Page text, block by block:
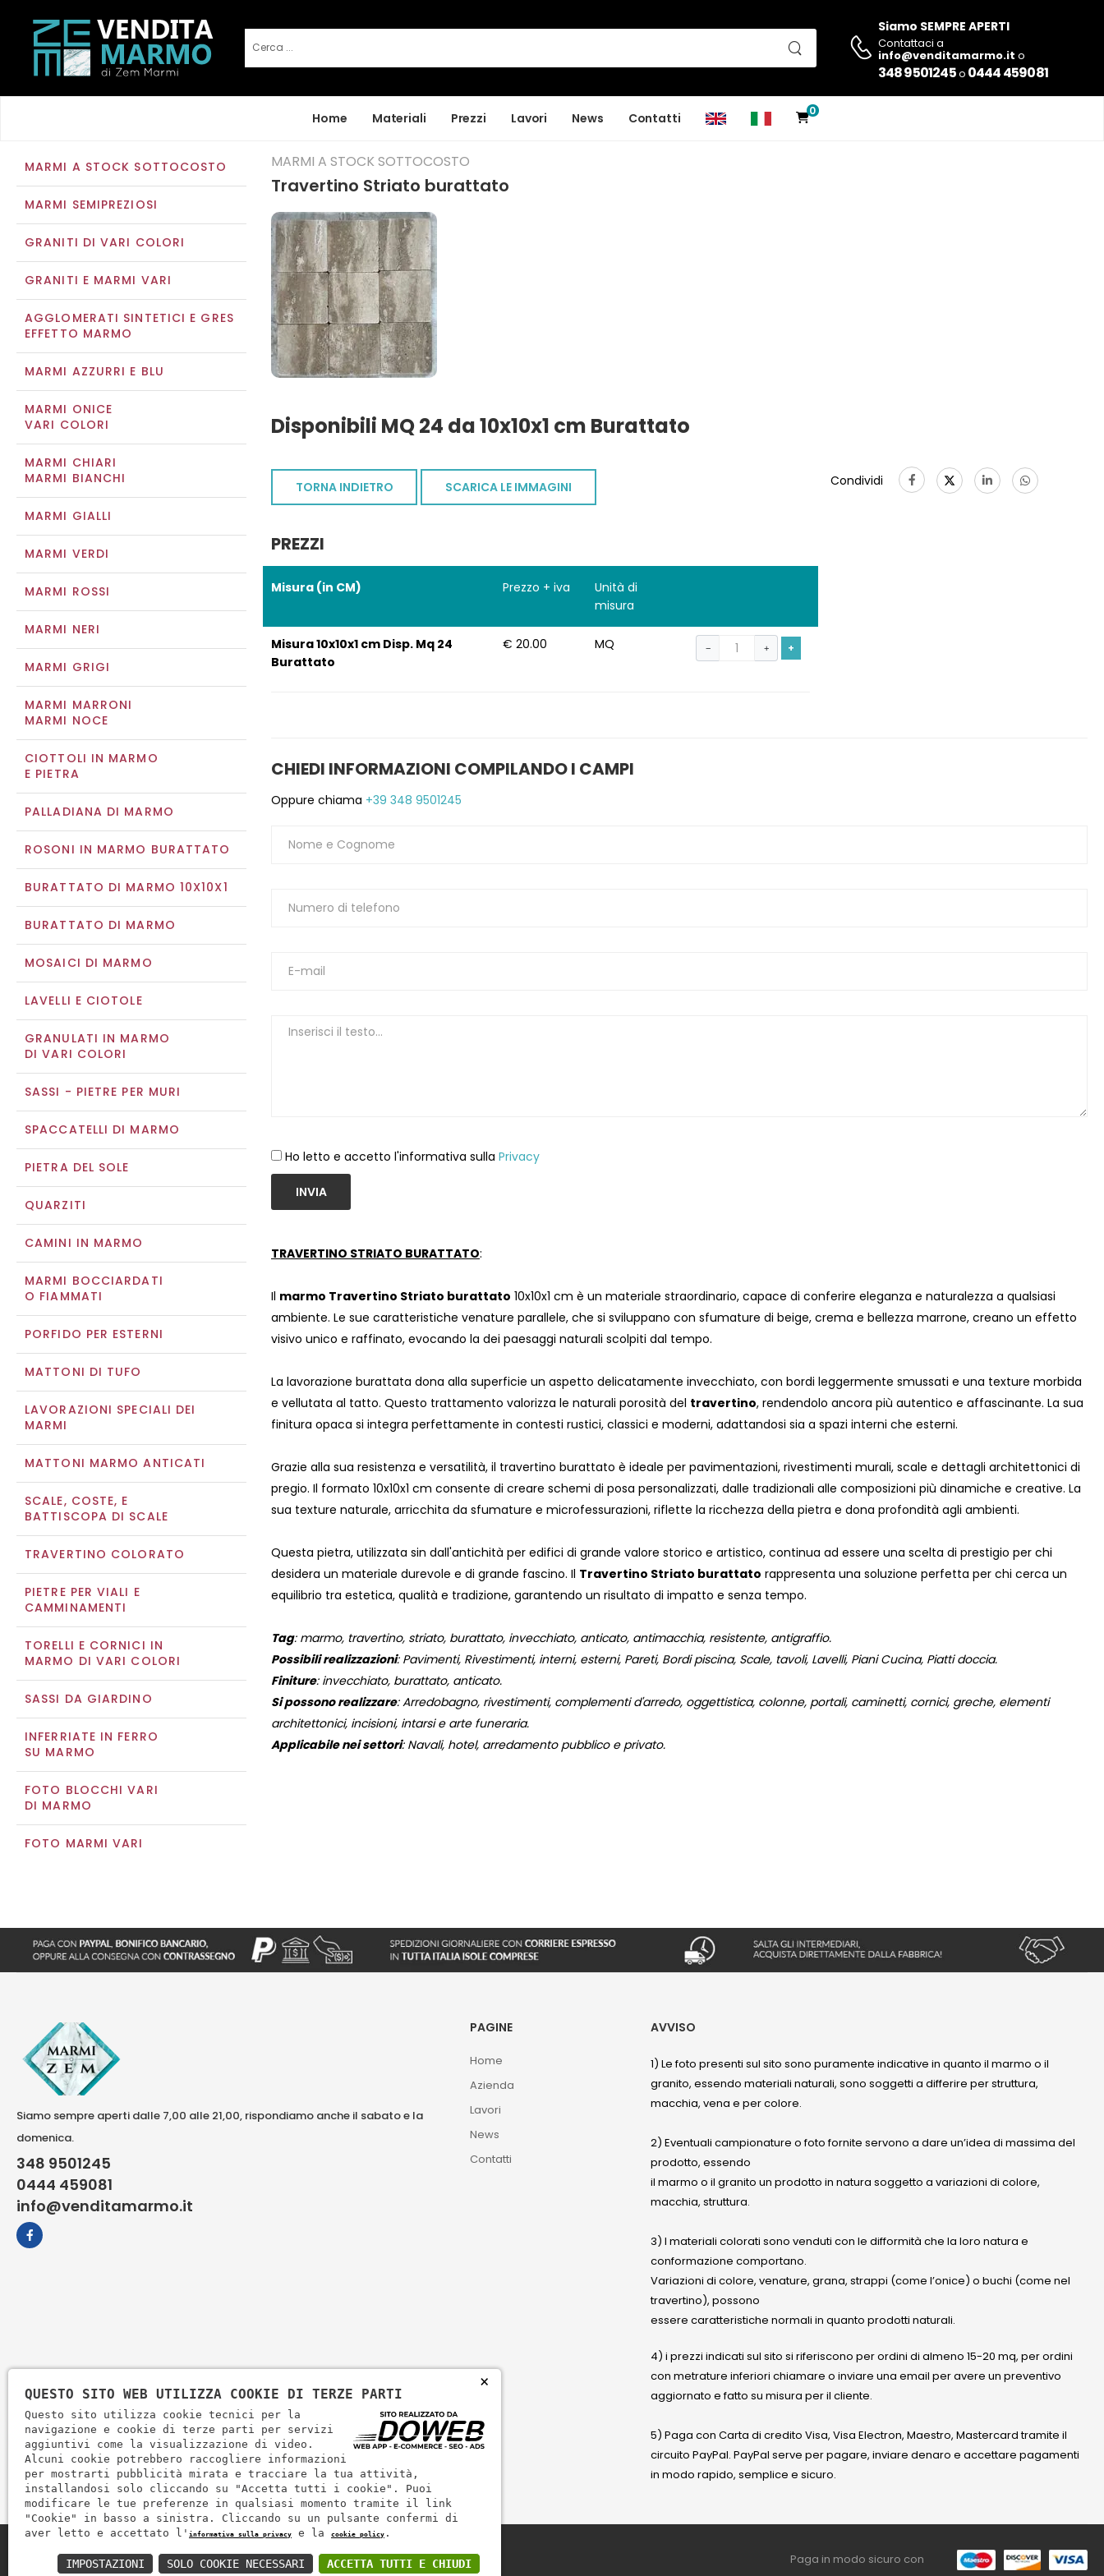
Siamo SEMPRE APERTI
Contattaci a
info@venditamarmo.it o
348 9501245o 0444 459081
Home Materiali Prezzi Lavori News Contatti 0
MARMI A STOCK SOTTOCOSTO
MARMI SEMIPREZIOSI
GRANITI DI VARI COLORI
GRANITI E MARMI VARI
AGGLOMERATI SINTETICI E GRES
EFFETTO MARMO
MARMI AZZURRI E BLU
MARMI ONICE
VARI COLORI
MARMI CHIARI
MARMI BIANCHI
MARMI GIALLI
MARMI VERDI
MARMI ROSSI
MARMI NERI
MARMI GRIGI
MARMI MARRONI
MARMI NOCE
CIOTTOLI IN MARMO
E PIETRA
PALLADIANA DI MARMO
ROSONI IN MARMO BURATTATO
BURATTATO DI MARMO 10X10X1
BURATTATO DI MARMO
MOSAICI DI MARMO
LAVELLI E CIOTOLE
GRANULATI IN MARMO
DI VARI COLORI
SASSI - PIETRE PER MURI
SPACCATELLI DI MARMO
PIETRA DEL SOLE
QUARZITI
CAMINI IN MARMO
MARMI BOCCIARDATI
O FIAMMATI
PORFIDO PER ESTERNI
MATTONI DI TUFO
LAVORAZIONI SPECIALI DEI
MARMI
MATTONI MARMO ANTICATI
SCALE, COSTE, E
BATTISCOPA DI SCALE
TRAVERTINO COLORATO
PIETRE PER VIALI E
CAMMINAMENTI
TORELLI E CORNICI IN
MARMO DI VARI COLORI
SASSI DA GIARDINO
INFERRIATE IN FERRO
SU MARMO
FOTO BLOCCHI VARI
DI MARMO
FOTO MARMI VARI
MARMI A STOCK SOTTOCOSTO
Travertino Striato burattato
Disponibili MQ 24 da 10x10x1 cm Burattato
TORNA INDIETRO SCARICA LE IMMAGINI Condividi
PREZZI
Misura (in CM) Prezzo + iva
Unità di
misura
Misura 10x10x1 cm Disp. Mq 24
Burattato
€ 20.00 MQ − + +
CHIEDI INFORMAZIONI COMPILANDO I CAMPI
Oppure chiama +39 348 9501245
Ho letto e accetto l'informativa sulla Privacy
INVIA
TRAVERTINO STRIATO BURATTATO:
Il marmo Travertino Striato burattato 10x10x1 cm è un materiale straordinario, capace di conferire eleganza e naturalezza a qualsiasi
ambiente. Le sue caratteristiche venature parallele, che si sviluppano con sfumature di beige, crema e bellezza marrone, creano un effetto
visivo unico e raffinato, evocando la dei paesaggi naturali scolpiti dal tempo.
La lavorazione burattata dona alla superficie un aspetto delicatamente invecchiato, con bordi leggermente smussati e una texture morbida
e vellutata al tatto. Questo trattamento valorizza le naturali porosità del travertino, rendendolo ancora più autentico e affascinante. La sua
finitura opaca si integra perfettamente in contesti rustici, classici e moderni, adattandosi sia a spazi interni che esterni.
Grazie alla sua resistenza e versatilità, il travertino burattato è ideale per pavimentazioni, rivestimenti murali, scale e dettagli architettonici di
pregio. Il formato 10x10x1 cm consente di creare schemi di posa personalizzati, dalle tradizionali alle composizioni più dinamiche e creative. La
sua texture naturale, arricchita da sfumature e microfessurazioni, riflette la ricchezza della pietra e dona profondità agli ambienti.
Questa pietra, utilizzata sin dall'antichità per edifici di grande valore storico e artistico, continua ad essere una scelta di prestigio per chi
desidera un materiale durevole e di grande fascino. Il Travertino Striato burattato rappresenta una soluzione perfetta per chi cerca un
equilibrio tra estetica, qualità e tradizione, garantendo un risultato di impatto e senza tempo.
Tag: marmo, travertino, striato, burattato, invecchiato, anticato, antimacchia, resistente, antigraffio.
Possibili realizzazioni: Pavimenti, Rivestimenti, interni, esterni, Pareti, Bordi piscina, Scale, tavoli, Lavelli, Piani Cucina, Piatti doccia.
Finiture: invecchiato, burattato, anticato.
Si possono realizzare: Arredobagno, rivestimenti, complementi d'arredo, oggettistica, colonne, portali, caminetti, cornici, greche, elementi
architettonici, incisioni, intarsi e arte funeraria.
Applicabile nei settori: Navali, hotel, arredamento pubblico e privato.
Siamo sempre aperti dalle 7,00 alle 21,00, rispondiamo anche il sabato e la
domenica.
348 9501245
0444 459081
info@venditamarmo.it
PAGINE
Home
Azienda
Lavori
News
Contatti
AVVISO
1) Le foto presenti sul sito sono puramente indicative in quanto il marmo o il
granito, essendo materiali naturali, sono soggetti a differire per struttura,
macchia, vena e per colore.
2) Eventuali campionature o foto fornite servono a dare un’idea di massima del
prodotto, essendo
il marmo o il granito un prodotto in natura soggetto a variazioni di colore,
macchia, struttura.
3) I materiali colorati sono venduti con le difformità che la loro natura e
conformazione comportano.
Variazioni di colore, venature, grana, strappi (come l’onice) o buchi (come nel
travertino), possono
essere caratteristiche normali in quanto prodotti naturali.
4) i prezzi indicati sul sito si riferiscono per ordini di almeno 15-20 mq, per ordini
con metrature inferiori chiamare o inviare una email per avere un preventivo
aggiornato e fatto su misura per il cliente.
5) Paga con Carta di credito Visa, Visa Electron, Maestro, Mastercard tramite il
circuito PayPal. PayPal serve per pagare, inviare denaro e accettare pagamenti
in modo rapido, semplice e sicuro.
Zem Marmi P.I. 03463990246 Paga in modo sicuro con
×
QUESTO SITO WEB UTILIZZA COOKIE DI TERZE PARTI
Questo sito utilizza cookie tecnici per la
navigazione e cookie di terze parti per servizi
aggiuntivi come la visualizzazione di video.
Alcuni cookie potrebbero raccogliere informazioni
per mostrarti pubblicità mirata e tracciare la tua attività,
installandosi solo cliccando su "Accetta tutti i cookie". Puoi
modificare le tue preferenze in qualsiasi momento tramite il link
"Cookie" in basso a sinistra. Cliccando su un pulsante confermi di
aver letto e accettato l' informativa sulla privacy e la cookie policy .
ACCETTA TUTTI E CHIUDI
SOLO COOKIE NECESSARI
IMPOSTAZIONI